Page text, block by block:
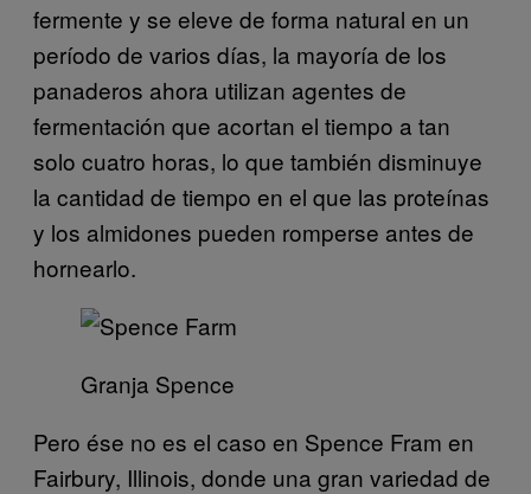
fermente y se eleve de forma natural en un
período de varios días, la mayoría de los
panaderos ahora utilizan agentes de
fermentación que acortan el tiempo a tan
solo cuatro horas, lo que también disminuye
la cantidad de tiempo en el que las proteínas
y los almidones pueden romperse antes de
hornearlo.
Granja Spence
Pero ése no es el caso en Spence Fram en
Fairbury, Illinois, donde una gran variedad de